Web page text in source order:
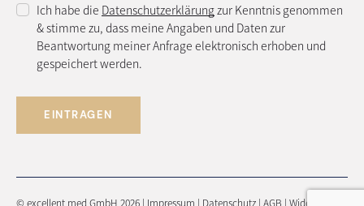
Ich habe die Datenschutzerklärung zur Kenntnis genommen
& stimme zu, dass meine Angaben und Daten zur
Beantwortung meiner Anfrage elektronisch erhoben und
gespeichert werden.
EINTRAGEN
© excellent med GmbH 2026 | Impressum | Datenschutz | AGB | Widerruf